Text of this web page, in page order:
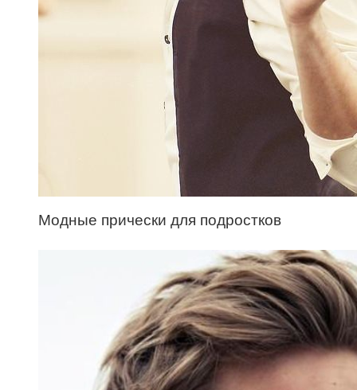
Модные прически для подростков